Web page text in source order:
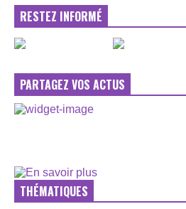
RESTEZ INFORMÉ
PARTAGEZ VOS ACTUS
THÉMATIQUES